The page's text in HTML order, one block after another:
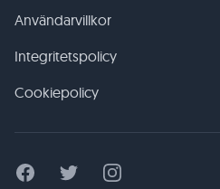
Användarvillkor
Integritetspolicy
Cookiepolicy
FacebookTwitter Instagram